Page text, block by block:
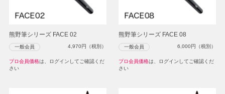
熊野筆シリーズ FACE 02
一般会員 4,970円（税別）
プロ会員価格は、ログインしてご確認くだ
さい
熊野筆シリーズ FACE 08
一般会員 6,000円（税別）
プロ会員価格は、ログインしてご確認くだ
さい